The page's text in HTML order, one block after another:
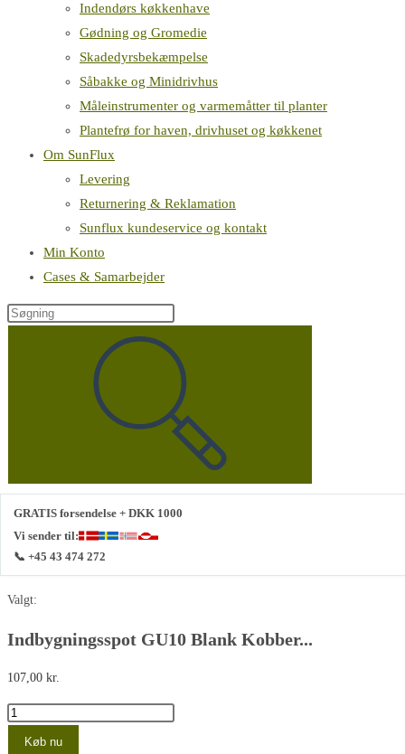
Indendørs køkkenhave
Gødning og Gromedie
Skadedyrsbekæmpelse
Såbakke og Minidrivhus
Måleinstrumenter og varmemåtter til planter
Plantefrø for haven, drivhuset og køkkenet
Om SunFlux
Levering
Returnering & Reklamation
Sunflux kundeservice og kontakt
Min Konto
Cases & Samarbejder
Søg
GRATIS forsendelse + DKK 1000
Vi sender til:
📞 +45 43 474 272
Valgt:
Indbygningsspot GU10 Blank Kobber...
107,00 kr.
Indbygningsspot
GU10
Køb nu